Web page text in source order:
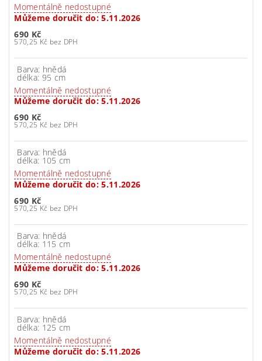
Momentálně nedostupné
Můžeme doručit do: 5.11.2026
690 Kč
570,25 Kč bez DPH
Barva: hnědá
délka: 95 cm
Momentálně nedostupné
Můžeme doručit do: 5.11.2026
690 Kč
570,25 Kč bez DPH
Barva: hnědá
délka: 105 cm
Momentálně nedostupné
Můžeme doručit do: 5.11.2026
690 Kč
570,25 Kč bez DPH
Barva: hnědá
délka: 115 cm
Momentálně nedostupné
Můžeme doručit do: 5.11.2026
690 Kč
570,25 Kč bez DPH
Barva: hnědá
délka: 125 cm
Momentálně nedostupné
Můžeme doručit do: 5.11.2026